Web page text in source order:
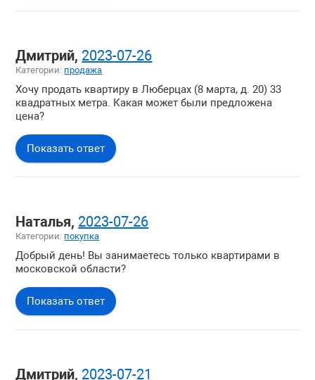
Дмитрий, 2023-07-26
Категории: продажа
Хочу продать квартиру в Люберцах (8 марта, д. 20) 33
квадратных метра. Какая может были предложена
цена?
Показать ответ
Наталья, 2023-07-26
Категории: покупка
Добрый день! Вы занимаетесь только квартирами в
московской области?
Показать ответ
Дмитрий, 2023-07-21